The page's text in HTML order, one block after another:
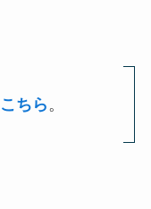
こちら 。